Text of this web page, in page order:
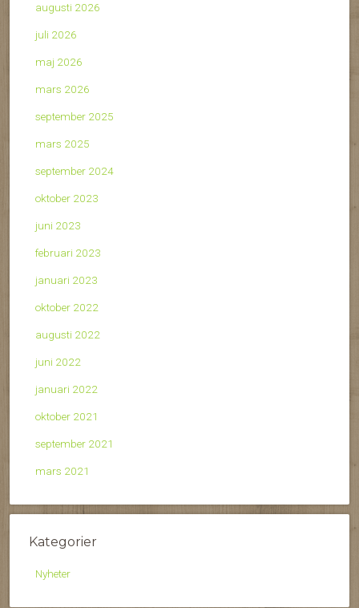
augusti 2026
juli 2026
maj 2026
mars 2026
september 2025
mars 2025
september 2024
oktober 2023
juni 2023
februari 2023
januari 2023
oktober 2022
augusti 2022
juni 2022
januari 2022
oktober 2021
september 2021
mars 2021
Kategorier
Nyheter